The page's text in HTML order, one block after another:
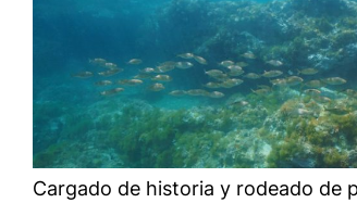
Cargado de historia y rodeado de